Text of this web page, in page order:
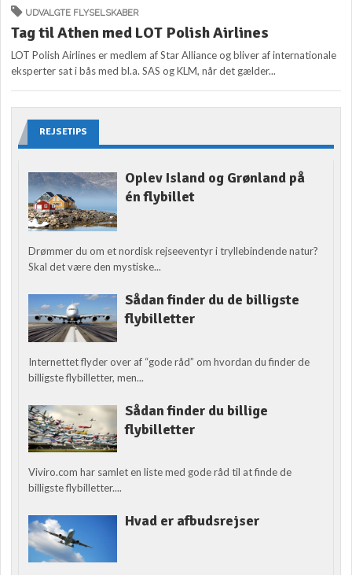
UDVALGTE FLYSELSKABER
Tag til Athen med LOT Polish Airlines
LOT Polish Airlines er medlem af Star Alliance og bliver af internationale
eksperter sat i bås med bl.a. SAS og KLM, når det gælder...
REJSETIPS
Oplev Island og Grønland på
én flybillet
Drømmer du om et nordisk rejseeventyr i tryllebindende natur?
Skal det være den mystiske...
Sådan finder du de billigste
flybilletter
Internettet flyder over af “gode råd” om hvordan du finder de
billigste flybilletter, men...
Sådan finder du billige
flybilletter
Viviro.com har samlet en liste med gode råd til at finde de
billigste flybilletter....
Hvad er afbudsrejser